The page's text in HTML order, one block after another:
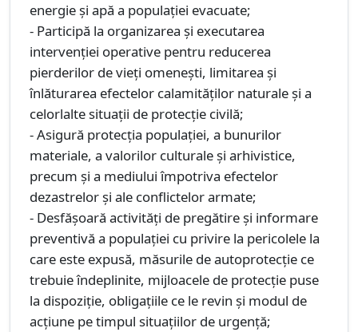
energie şi apă a populaţiei evacuate;
- Participă la organizarea şi executarea
intervenţiei operative pentru reducerea
pierderilor de vieţi omeneşti, limitarea şi
înlăturarea efectelor calamităţilor naturale şi a
celorlalte situaţii de protecţie civilă;
- Asigură protecţia populaţiei, a bunurilor
materiale, a valorilor culturale şi arhivistice,
precum şi a mediului împotriva efectelor
dezastrelor şi ale conflictelor armate;
- Desfășoară activități de pregătire și informare
preventivă a populaţiei cu privire la pericolele la
care este expusă, măsurile de autoprotecţie ce
trebuie îndeplinite, mijloacele de protecţie puse
la dispoziţie, obligaţiile ce le revin şi modul de
acţiune pe timpul situaţiilor de urgenţă;